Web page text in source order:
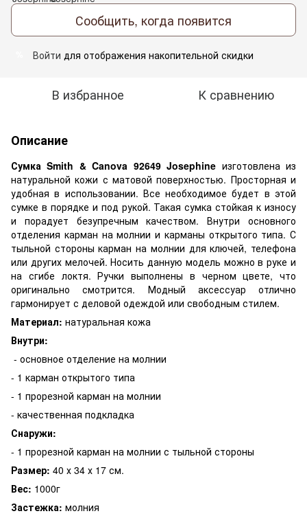
Сообщить, когда появится
Войти для отображения накопительной скидки
В избранное К сравнению
Описание
Сумка Smith & Canova 92649 Josephine изготовлена из
натуральной кожи с матовой поверхностью. Просторная и
удобная в использовании. Все необходимое будет в этой
сумке в порядке и под рукой. Такая сумка стойкая к износу
и порадует безупречным качеством. Внутри основного
отделения карман на молнии и карманы открытого типа. С
тыльной стороны карман на молнии для ключей, телефона
или других мелочей. Носить данную модель можно в руке и
на сгибе локтя. Ручки выполнены в черном цвете, что
оригинально смотрится. Модный аксессуар отлично
гармонирует с деловой одеждой или свободным стилем.
Материал: натуральная кожа
Внутри:
- основное отделение на молнии
- 1 карман открытого типа
- 1 прорезной карман на молнии
- качественная подкладка
Снаружи:
- 1 прорезной карман на молнии с тыльной стороны
Размер: 40 х 34 х 17 см.
Вес: 1000г
Застежка: молния